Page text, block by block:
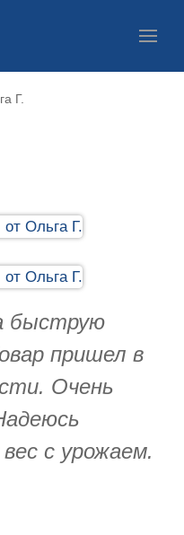
Г.
быструю
пришел в
Очень
с урожаем.